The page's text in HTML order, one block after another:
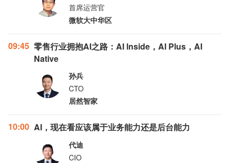
首席运营官
微软大中华区
09:45 零售行业拥抱AI之路：AI lnside，AI Plus，AI
Native
孙兵
CTO
居然智家
10:00 AI，现在看应该属于业务能力还是后台能力
代迪
CIO